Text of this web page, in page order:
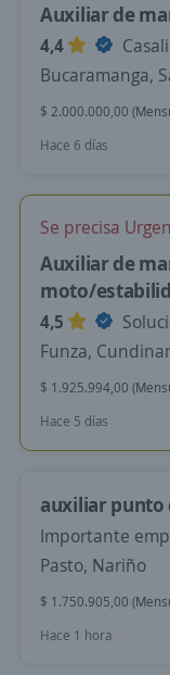
Auxiliar de
4,4
Bucaramanga,
$ 2.000.000,00
Hace 6 días
Se precisa
Auxiliar de
moto/
4,5
Funza,
$ 1.925.994,00
Hace 5 días
auxiliar punto
Importante
Pasto, Nariño
$ 1.750.905,00
Hace 1 hora